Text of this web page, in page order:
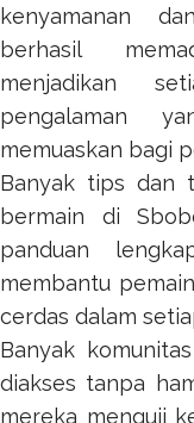
kenyamanan
berhasil
menjadikan
pengalaman
memuaskan bagi
Banyak tips dan
bermain di
panduan
membantu
cerdas dalam
Banyak
diakses tanpa
mereka menguji